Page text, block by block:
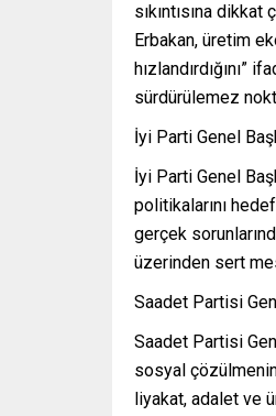
sıkıntısına
Erbakan, üretim
hızlandırdığını”
sürdürülemez
İyi Parti Genel
İyi Parti Genel
politikalarını
gerçek
üzerinden sert
Saadet Partisi
Saadet Partisi
sosyal
liyakat, adalet ve